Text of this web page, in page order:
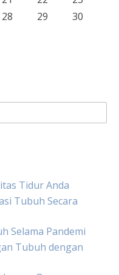
28 29
30
Tidur Anda
Tubuh Secara
Selama Pandemi
Tubuh dengan